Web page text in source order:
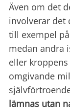
Även om det
involverar det
till exempel
medan andra
eller
omgivande
lämnas utan